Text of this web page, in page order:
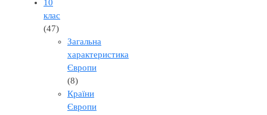
10
клас
(47)
Загальна
характеристика
Європи
(8)
Країни
Європи